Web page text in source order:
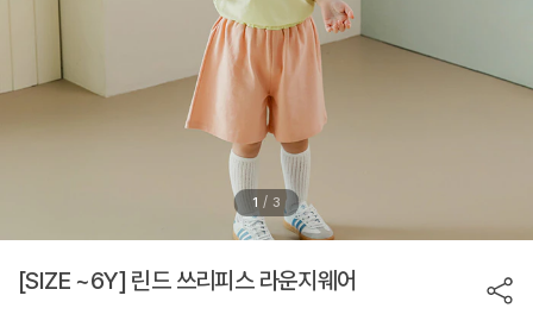
1 / 3
[SIZE ~6Y] 린드 쓰리피스 라운지웨어